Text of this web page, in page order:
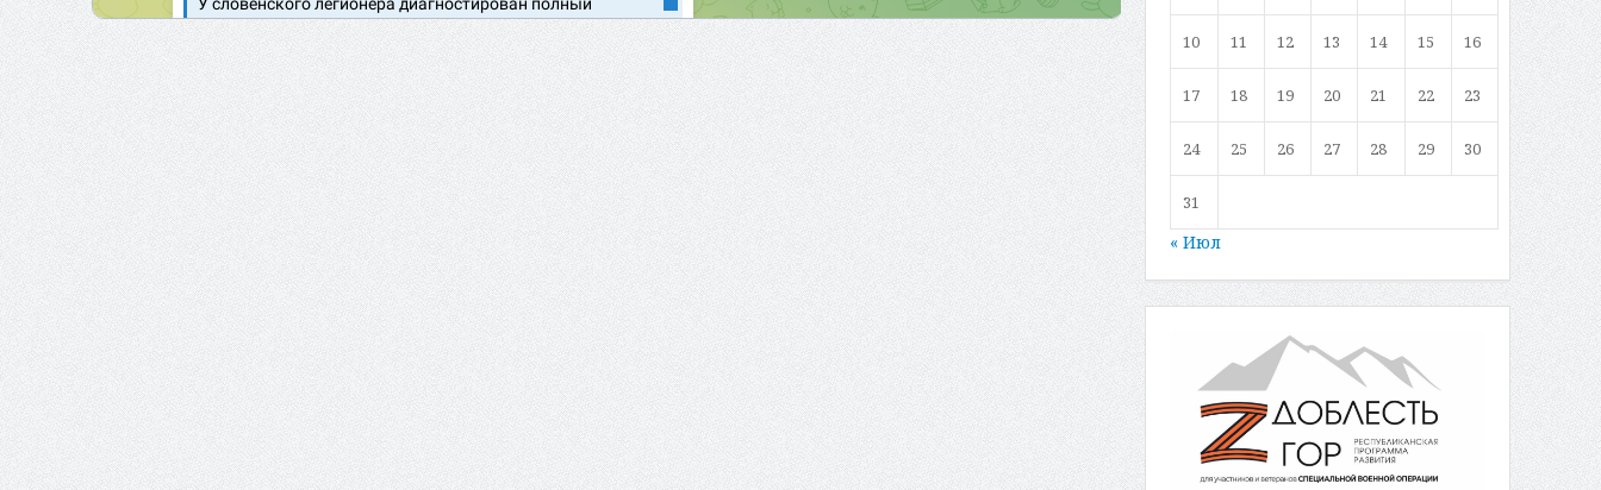
10 11 12 13 14 15 16
17 18 19 20 21 22 23
24 25 26 27 28 29 30
31
« Июл